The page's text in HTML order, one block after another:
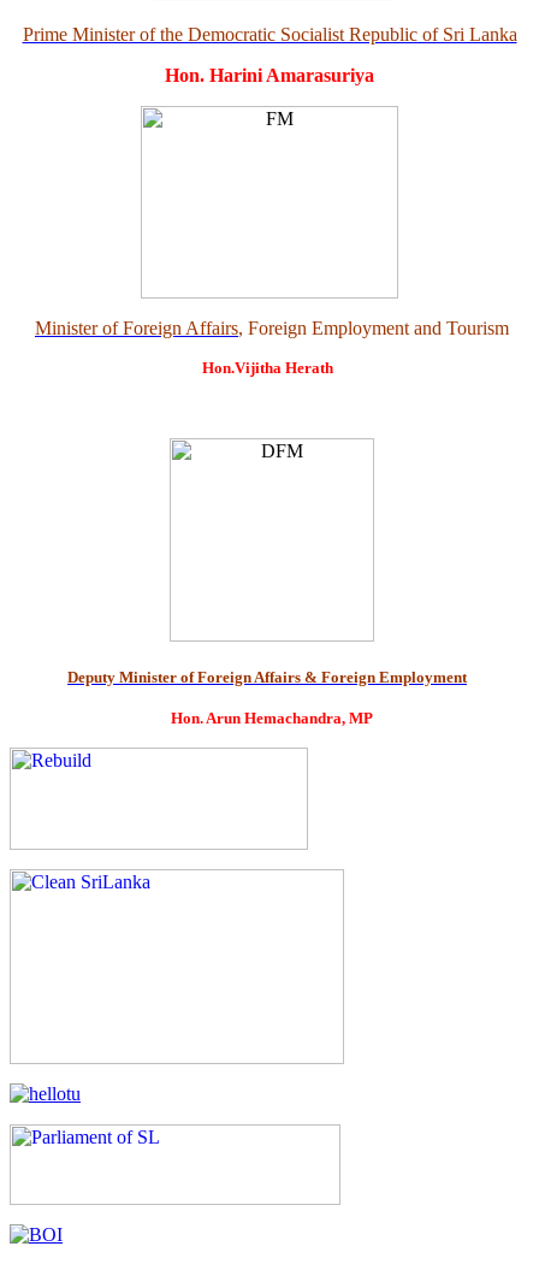
Prime Minister of the Democratic Socialist Republic of Sri Lanka
Hon. Harini Amarasuriya
Minister of Foreign Affairs, Foreign Employment and Tourism
Hon.Vijitha Herath
Deputy Minister of Foreign Affairs & Foreign Employment
Hon. Arun Hemachandra, MP